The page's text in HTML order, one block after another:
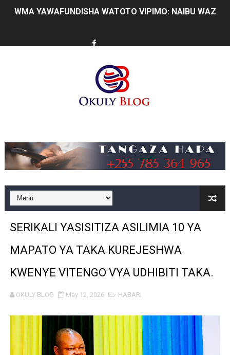
WMA YAWAFUNDISHA WATOTO VIPIMO: NAIBU
DKT. MSONDE: TBA NI KITOVU CHA FURSA ZA
Waziri Kabudi: Kilosa Iendelee Kulinda Amani,
MHE. MAHUNDI ASHIRIKI MAPOKEZI YA MWAKILISHI
KAULIMBIU YA PSSSF YA ‘TUNALIPA JANA’
TANZANIA KUNUFAIKA NA SH. BILIONI 10 ZA BIASHARA
WAKULIMA, WAFUGAJI, WAVUVI WAPONGEZWA KWA
WMA YAENDELEA KUTOA ELIMU YA VIPIMO SAHIHI
TARURA YAONGEZA KASI UJENZI WA BARABARA ZA
SERIKALI YASISITIZA ASILIMIA 10 YA
MAPATO YA TAKA KUREJESHWA
KWENYE VITENGO VYA UDHIBITI TAKA.
OKULY BLOG May 12, 2026 HABARI